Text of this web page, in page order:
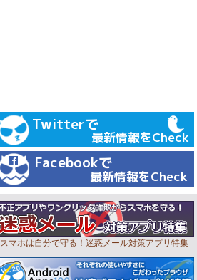
スマホは自分で守る！迷惑メール対策アプリ特集